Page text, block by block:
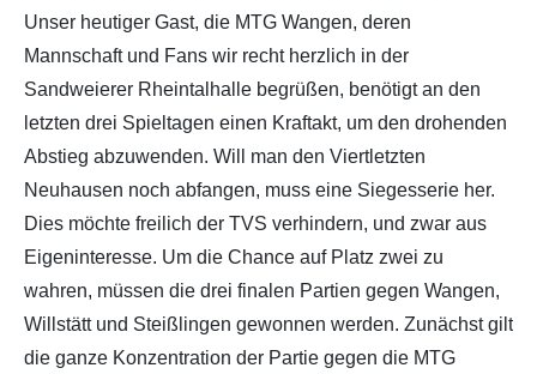
Unser heutiger Gast, die MTG Wangen, deren
Mannschaft und Fans wir recht herzlich in der
Sandweierer Rheintalhalle begrüßen, benötigt an den
letzten drei Spieltagen einen Kraftakt, um den drohenden
Abstieg abzuwenden. Will man den Viertletzten
Neuhausen noch abfangen, muss eine Siegesserie her.
Dies möchte freilich der TVS verhindern, und zwar aus
Eigeninteresse. Um die Chance auf Platz zwei zu
wahren, müssen die drei finalen Partien gegen Wangen,
Willstätt und Steißlingen gewonnen werden. Zunächst gilt
die ganze Konzentration der Partie gegen die MTG